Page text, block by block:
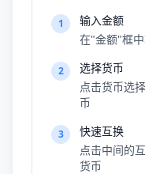
1
输入金额
在"金额"框
2
选择货币
点击货币选
币
3
快速互换
点击中间的
货币